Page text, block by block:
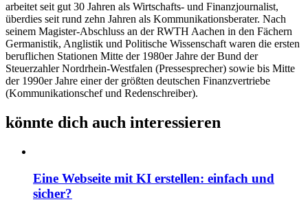
arbeitet seit gut 30 Jahren als Wirtschafts- und Finanzjournalist,
überdies seit rund zehn Jahren als Kommunikationsberater. Nach
seinem Magister-Abschluss an der RWTH Aachen in den Fächern
Germanistik, Anglistik und Politische Wissenschaft waren die ersten
beruflichen Stationen Mitte der 1980er Jahre der Bund der
Steuerzahler Nordrhein-Westfalen (Pressesprecher) sowie bis Mitte
der 1990er Jahre einer der größten deutschen Finanzvertriebe
(Kommunikationschef und Redenschreiber).
könnte dich auch interessieren
Eine Webseite mit KI erstellen: einfach und
sicher?